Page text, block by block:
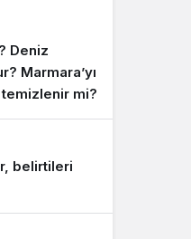
Deniz
Marmara’yı
mi?
belirtileri